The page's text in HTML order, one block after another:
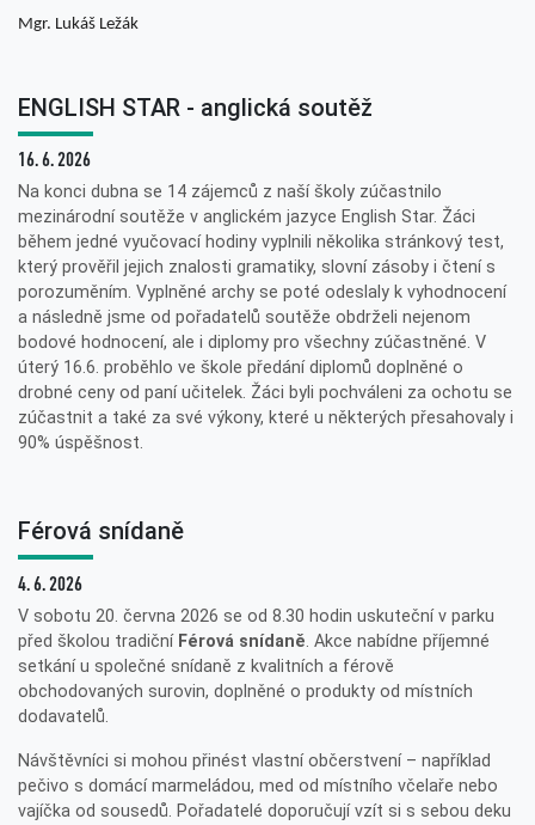
Mgr. Lukáš Ležák
ENGLISH STAR - anglická soutěž
16. 6. 2026
Na konci dubna se 14 zájemců z naší školy zúčastnilo
mezinárodní soutěže v anglickém jazyce English Star. Žáci
během jedné vyučovací hodiny vyplnili několika stránkový test,
který prověřil jejich znalosti gramatiky, slovní zásoby i čtení s
porozuměním. Vyplněné archy se poté odeslaly k vyhodnocení
a následně jsme od pořadatelů soutěže obdrželi nejenom
bodové hodnocení, ale i diplomy pro všechny zúčastněné. V
úterý 16.6. proběhlo ve škole předání diplomů doplněné o
drobné ceny od paní učitelek. Žáci byli pochváleni za ochotu se
zúčastnit a také za své výkony, které u některých přesahovaly i
90% úspěšnost.
Férová snídaně
4. 6. 2026
V sobotu 20. června 2026 se od 8.30 hodin uskuteční v parku
před školou tradiční Férová snídaně. Akce nabídne příjemné
setkání u společné snídaně z kvalitních a férově
obchodovaných surovin, doplněné o produkty od místních
dodavatelů.
Návštěvníci si mohou přinést vlastní občerstvení – například
pečivo s domácí marmeládou, med od místního včelaře nebo
vajíčka od sousedů. Pořadatelé doporučují vzít si s sebou deku